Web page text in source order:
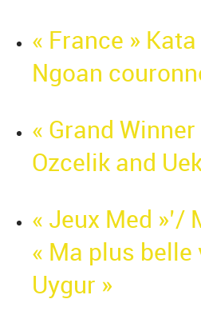
« France »
Ngoan
« Grand
Ozcelik and
« Jeux Med »’/
« Ma plus
Uygur »